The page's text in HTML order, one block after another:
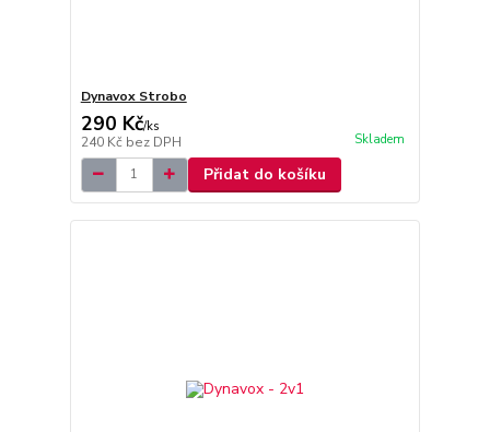
Dynavox Strobo
290 Kč/ks
240 Kč bez DPH Skladem
Přidat do košíku